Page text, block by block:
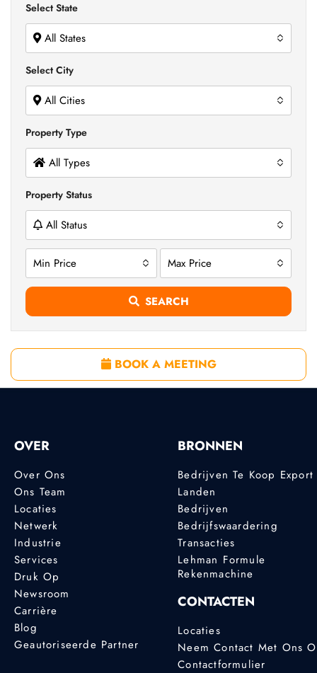
Select State
All States
Select City
All Cities
Property Type
All Types
Property Status
All Status
Min Price Max Price
SEARCH
BOOK A MEETING
OVER
Over Ons
Ons Team
Locaties
Netwerk
Industrie
Services
Druk Op
Newsroom
Carrière
Blog
Geautoriseerde Partner
BRONNEN
Bedrijven Te Koop Export
Landen
Bedrijven
Bedrijfswaardering
Transacties
Lehman Formule
Rekenmachine
CONTACTEN
Locaties
Neem Contact Met Ons
Contactformulier